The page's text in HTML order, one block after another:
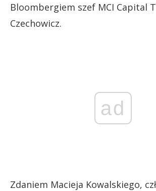
Bloombergiem szef MCI Capital
Czechowicz.
ad
Zdaniem Macieja Kowalskiego,